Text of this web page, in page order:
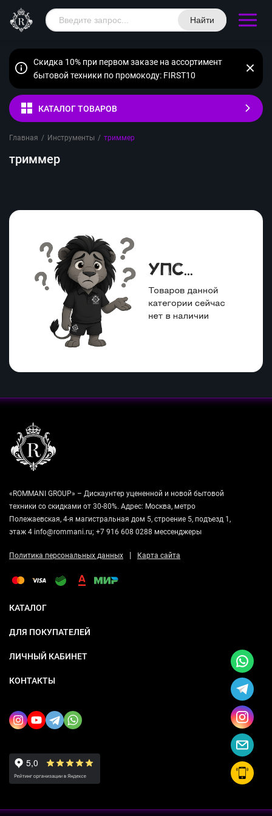
Найти
Скидка 10% при первом заказе на ассортимент
бытовой техники по промокоду: FIRST10
КАТАЛОГ ТОВАРОВ
Главная / Инструменты / триммер
триммер
«ROMMANI GROUP» – Дискаунтер уцененной и новой бытовой
техники со скидками от 30-80%. Адрес: Москва, метро
Полежаевская, 4-я магистральная дом 5, строение 5, подъезд 1,
этаж 4 info@rommani.ru; +7 916 608 0288 мессенджеры
Политика персональных данных | Карта сайта
КАТАЛОГ
ДЛЯ ПОКУПАТЕЛЕЙ
ЛИЧНЫЙ КАБИНЕТ
КОНТАКТЫ